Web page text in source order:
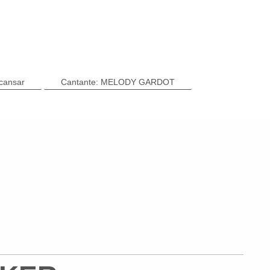
Cantante: MELODY GARDOT